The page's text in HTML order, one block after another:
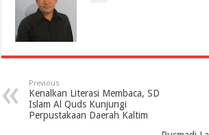
Previous
Kenalkan Literasi Membaca, SD
Islam Al Quds Kunjungi
Perpustakaan Daerah Kaltim